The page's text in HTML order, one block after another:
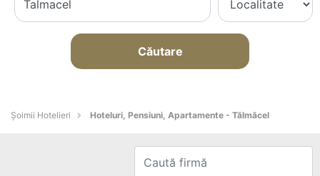
Căutare
Șoimii Hotelieri Hoteluri, Pensiuni, Apartamente - Tălmăcel